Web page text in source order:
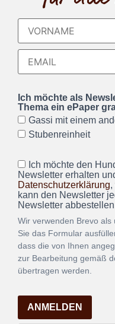
Ich möchte als
Thema ein ePaper
Gassi mit einem
Stubenreinheit
Ich möchte den
Newsletter erhalten
Datenschutzerklärung,
kann den Newsletter
Newsletter
Wir verwenden Brevo
Sie das Formular
dass die von Ihnen
zur Bearbeitung gemäß
übertragen werden.
ANMELDEN